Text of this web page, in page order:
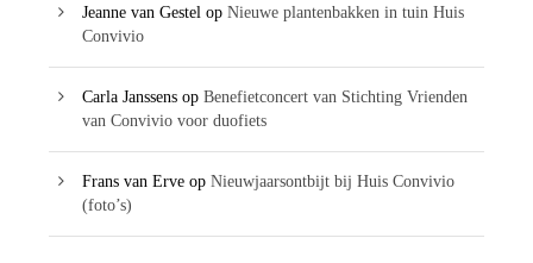
Jeanne van Gestel op Nieuwe plantenbakken in tuin Huis
Convivio
Carla Janssens op Benefietconcert van Stichting Vrienden
van Convivio voor duofiets
Frans van Erve op Nieuwjaarsontbijt bij Huis Convivio
(foto’s)